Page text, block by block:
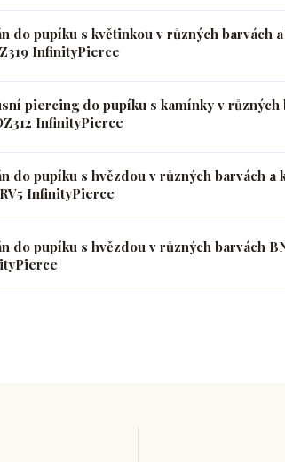
do pupíku s květinkou v různých barvách
InfinityPierce
piercing do pupíku s kamínky v různých
InfinityPierce
do pupíku s hvězdou v různých barvách a
InfinityPierce
do pupíku s hvězdou v různých barvách